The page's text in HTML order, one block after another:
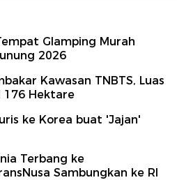
Glamping Murah
2026
Kawasan TNBTS, Luas
176 Hektare
ke Korea buat 'Jajan'
Terbang ke
Sambungkan ke RI